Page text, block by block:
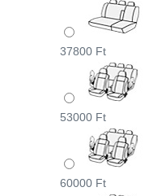
37800 Ft
53000 Ft
60000 Ft